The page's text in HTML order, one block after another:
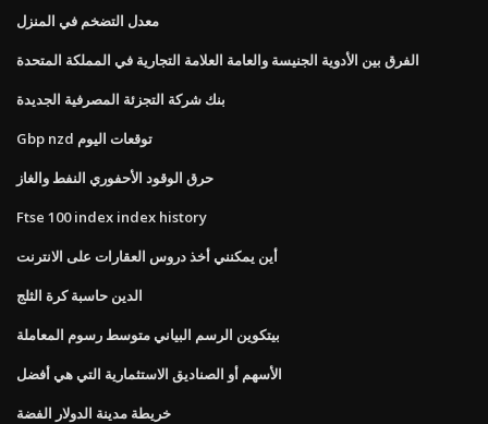
معدل التضخم في المنزل
الفرق بين الأدوية الجنيسة والعامة العلامة التجارية في المملكة المتحدة
بنك شركة التجزئة المصرفية الجديدة
Gbp nzd توقعات اليوم
حرق الوقود الأحفوري النفط والغاز
Ftse 100 index index history
أين يمكنني أخذ دروس العقارات على الانترنت
الدين حاسبة كرة الثلج
بيتكوين الرسم البياني متوسط ​​رسوم المعاملة
الأسهم أو الصناديق الاستثمارية التي هي أفضل
خريطة مدينة الدولار الفضة